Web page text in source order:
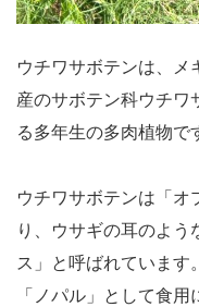
ウチワサボテンは、メ
産のサボテン科ウチワ
る多年生の多肉植物で
ウチワサボテンは「オ
り、ウサギの耳のよう
ス」と呼ばれています
「ノパル」として食